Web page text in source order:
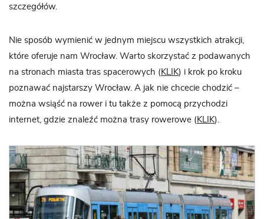
szczegółów.
Nie sposób wymienić w jednym miejscu wszystkich atrakcji,
które oferuje nam Wrocław. Warto skorzystać z podawanych
na stronach miasta tras spacerowych ( KLIK) i krok po kroku
poznawać najstarszy Wrocław. A jak nie chcecie chodzić –
można wsiąść na rower i tu także z pomocą przychodzi
internet, gdzie znaleźć można trasy rowerowe ( KLIK).